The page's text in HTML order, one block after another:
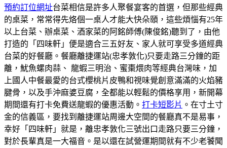
預約訂位網址台菜相信是許多人聚餐宴客的首選，但那些經典
的桌菜，常常得先烙個一桌人才能大快朵頤，這些煩惱有25年
以上台菜、辦桌菜、酒家菜的阿銘師傅(陳俊銘)聽到了，由他
打造的「四味軒」便是適合三五好友、家人就可享受多道經典
台菜的好餐廳。餐廳離捷運站(忠孝敦化)只要走路三分鐘的距
離，魷魚螺肉蒜、 龍蝦三明治、蜜棗煨肉等經典台灣味，加
上國人中餐最愛的台式櫻桃片皮鴨和視味覺創意滿滿的火焰豬
腱骨，以及手沖麻婆豆腐，全都能以輕鬆的價格享用，新開幕
期間還有打卡免費送龍蝦的優惠活動。 打卡短影片 。在寸土寸
金的信義區，要找到離捷運站周邊大空間的餐廳真不是易事，
幸好「四味軒」就是，離忠孝敦化三號出口走路只要三分鐘，
對於長輩真是一大福音。是以還在試營運期間就有不少老饕聞